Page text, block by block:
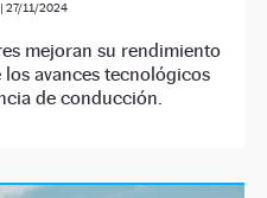
| 27/11/2024
mejoran su rendimiento
avances tecnológicos
de conducción.